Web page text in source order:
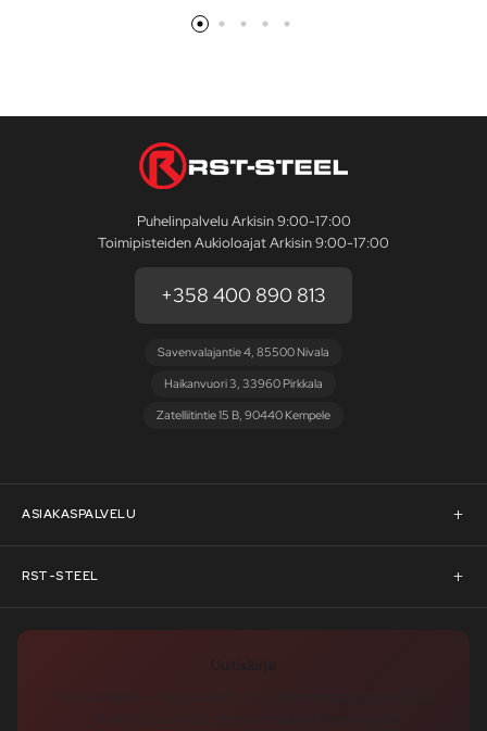
Puhelinpalvelu Arkisin 9:00-17:00
Toimipisteiden Aukioloajat Arkisin 9:00-17:00
+358 400 890 813
Savenvalajantie 4, 85500 Nivala
Haikanvuori 3, 33960 Pirkkala
Zatelliitintie 15 B, 90440 Kempele
ASIAKASPALVELU
Asiakaspalvelu
Pyydä tarjous
RST-STEEL
RST-Steelin tarina
Uutiskirje